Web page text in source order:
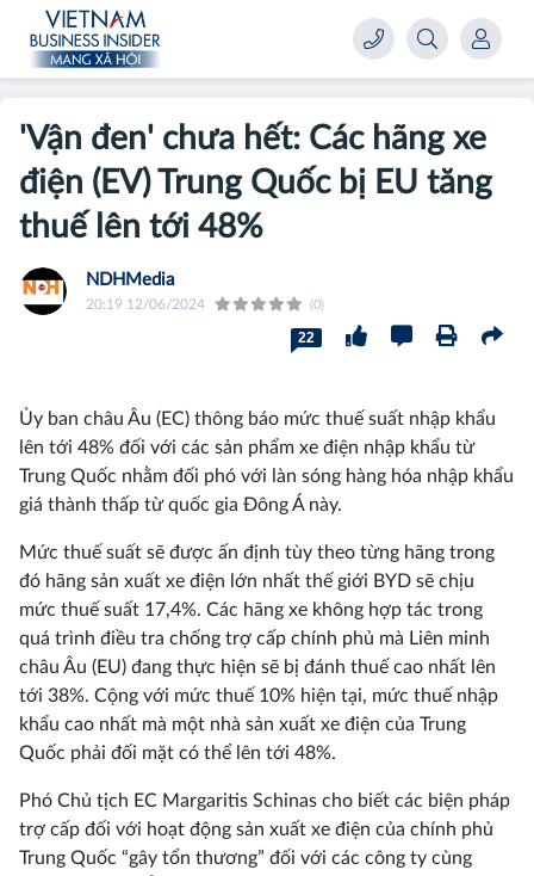
'Vận đen' chưa hết: Các hãng xe
điện (EV) Trung Quốc bị EU tăng
thuế lên tới 48%
NDHMedia
20:19 12/06/2024 (0)
22
Ủy ban châu Âu (EC) thông báo mức thuế suất nhập khẩu
lên tới 48% đối với các sản phẩm xe điện nhập khẩu từ
Trung Quốc nhằm đối phó với làn sóng hàng hóa nhập khẩu
giá thành thấp từ quốc gia Đông Á này.
Mức thuế suất sẽ được ấn định tùy theo từng hãng trong
đó hãng sản xuất xe điện lớn nhất thế giới BYD sẽ chịu
mức thuế suất 17,4%. Các hãng xe không hợp tác trong
quá trình điều tra chống trợ cấp chính phủ mà Liên minh
châu Âu (EU) đang thực hiện sẽ bị đánh thuế cao nhất lên
tới 38%. Cộng với mức thuế 10% hiện tại, mức thuế nhập
khẩu cao nhất mà một nhà sản xuất xe điện của Trung
Quốc phải đối mặt có thể lên tới 48%.
Phó Chủ tịch EC Margaritis Schinas cho biết các biện pháp
trợ cấp đối với hoạt động sản xuất xe điện của chính phủ
Trung Quốc “gây tổn thương” đối với các công ty cùng